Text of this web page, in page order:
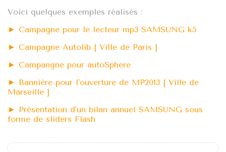
Voici quelques exemples réalisés :
► Campagne pour le lecteur mp3 SAMSUNG k5
► Campagne Autolib [ Ville de Paris ]
► Campangne pour autoSphere
► Bannière pour l'ouverture de MP2013 [ Ville de
Marseille ]
► Présentation d'un bilan annuel SAMSUNG sous
forme de sliders Flash